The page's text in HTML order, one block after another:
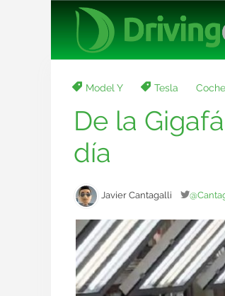
Model Y Tesla
De la
día
Javier Cantagalli